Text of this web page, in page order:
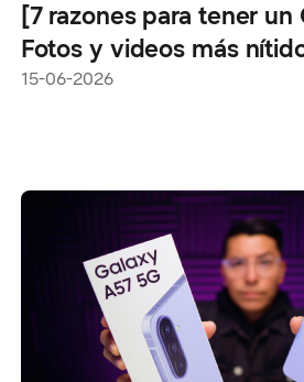
[7 razones para tener
Fotos y videos más
entornos con poca luz
15-06-2026